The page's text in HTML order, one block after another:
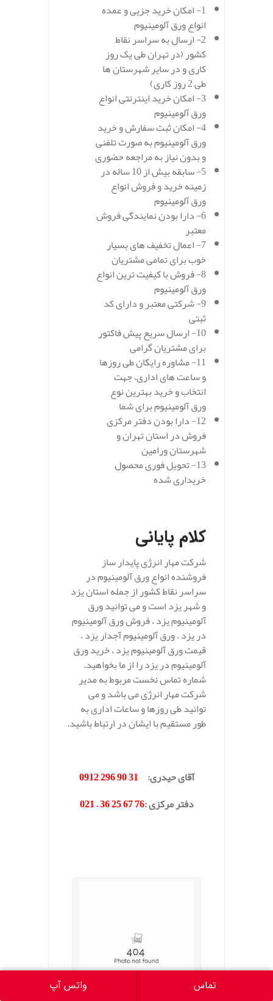
1- امکان خرید جزیی و عمده
انواع ورق آلومینیوم
2- ارسال به سراسر نقاط
کشور (در تهران طی یک روز
کاری و در سایر شهرستان ها
طی 2 روز کاری)
3- امکان خرید اینترنتی انواع
ورق آلومینیوم
4- امکان ثبت سفارش و خرید
ورق آلومینیوم به صورت تلفنی
و بدون نیاز به مراجعه حضوری
5- سابقه بیش از 10 ساله در
زمینه خرید و فروش انواع
ورق آلومینیوم
6- دارا بودن نمایندگی فروش
معتبر
7- اعمال تخفیف های بسیار
خوب برای تمامی مشتریان
8- فروش با کیفیت ترین انواع
ورق آلومینیوم
9- شرکتی معتبر و دارای کد
ثبتی
10- ارسال سریع پیش فاکتور
برای مشتریان گرامی
11- مشاوره رایگان طی روزها
و ساعت های اداری، جهت
انتخاب و خرید بهترین نوع
ورق آلومینیوم برای شما
12- دارا بودن دفتر مرکزی
فروش در استان تهران و
شهرستان ورامین
13- تحویل فوری محصول
خریداری شده
کلام پایانی
شرکت مهار انرژی پایدار ساز
فروشنده انواع ورق آلومینیوم در
سراسر نقاط کشور از جمله استان یزد
و شهر یزد است و می توانید ورق
آلومینیوم یزد ، فروش ورق آلومینیوم
در یزد ، ورق آلومینیوم آجدار یزد ،
قیمت ورق آلومینیوم یزد ، خرید ورق
آلومینیوم در یزد را از ما بخواهید.
شماره تماس نخست مربوط به مدیر
شرکت مهار انرژی می باشد و می
توانید طی روزها و ساعات اداری به
طور مستقیم با ایشان در ارتباط باشید.
آقای حیدری:
31 90 296 0912
دفتر مرکزی:
76 67 25 36 – 021
تماس واتس آپ